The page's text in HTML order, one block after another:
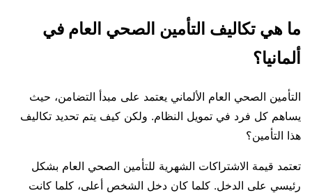
ما هي تكاليف التأمين الصحي العام في
ألمانيا؟
التأمين الصحي العام الألماني يعتمد على مبدأ التضامن، حيث
يساهم كل فرد في تمويل النظام. ولكن كيف يتم تحديد تكاليف
هذا التأمين؟
تعتمد قيمة الاشتراكات الشهرية للتأمين الصحي العام بشكل
رئيسي على الدخل. كلما كان دخل الشخص أعلى، كلما كانت